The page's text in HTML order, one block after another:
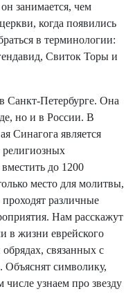
занимается, чем
когда появились
в терминологии:
Свиток Торы и
Санкт-Петербурге. Она
но и в России. В
Синагога является
до 1200
место для молитвы,
различные
Нам расскажут
в жизни еврейского
связанных с
Объяснят символику,
узнаем про звезду